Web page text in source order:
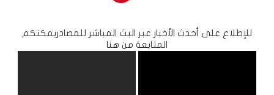
للإطلاع على أحدث الأخبار عبر البث المباشر للمصادريمكنكم
المتابعة من هنا